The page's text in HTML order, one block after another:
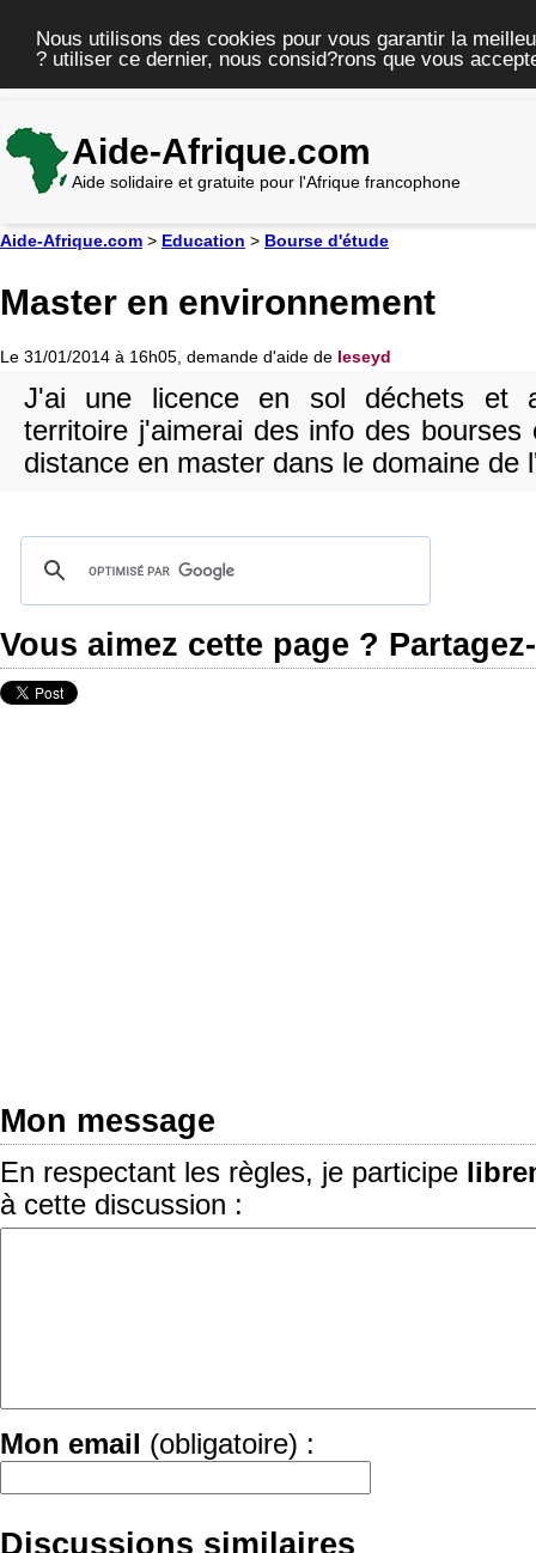
Nous utilisons des cookies pour vous garantir la
? utiliser ce dernier, nous consid?rons que vous
Aide-Afrique.com
Aide solidaire et gratuite pour l'Afrique francophone
Aide-Afrique.com > Education > Bourse d'étude
Master en environnement
Le 31/01/2014 à 16h05, demande d'aide de leseyd
J'ai une licence en sol déchets et
territoire j'aimerai des info des bourses
distance en master dans le domaine de
Vous aimez cette page ?
Mon message
En respectant les règles, je participe
à cette discussion :
Mon email (obligatoire) :
Discussions similaires